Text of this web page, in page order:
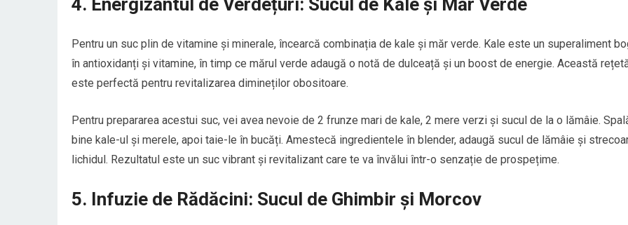
Pentru un suc plin de vitamine și minerale, încearcă combinația de kale și măr verde. Kale este un superaliment
în antioxidanți și vitamine, în timp ce mărul verde adaugă o notă de dulceață și un boost de energie. Această
este perfectă pentru revitalizarea dimineților obositoare.
Pentru prepararea acestui suc, vei avea nevoie de 2 frunze mari de kale, 2 mere verzi și sucul de la o lămâie.
bine kale-ul și merele, apoi taie-le în bucăți. Amestecă ingredientele în blender, adaugă sucul de lămâie și
lichidul. Rezultatul este un suc vibrant și revitalizant care te va învălui într-o senzație de prospețime.
5. Infuzie de Rădăcini: Sucul de Ghimbir și Morcov